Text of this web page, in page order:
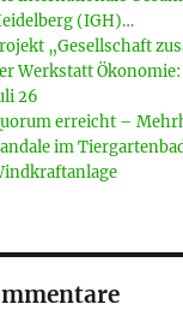
(IGH)…
„Gesellschaft
Werkstatt
26
erreicht –
im